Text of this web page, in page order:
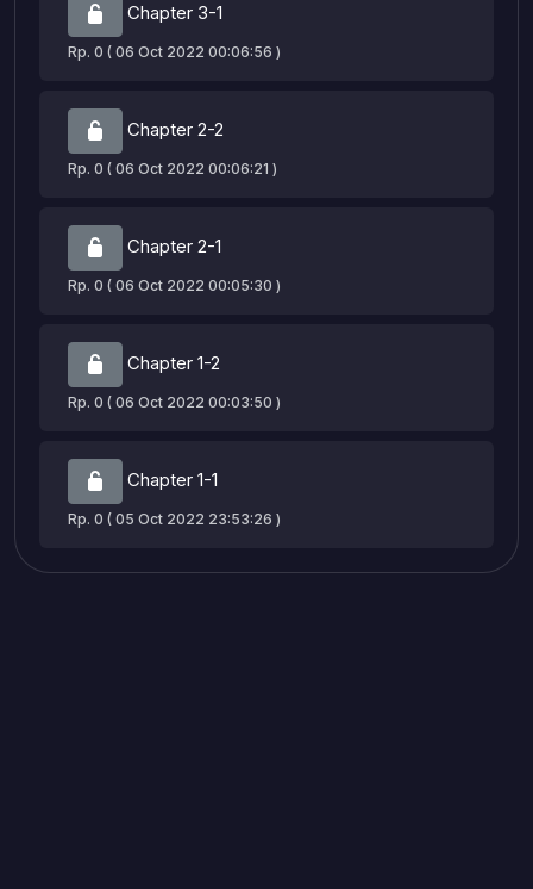
Chapter 3-1
Rp. 0 ( 06 Oct 2022 00:06:56 )
Chapter 2-2
Rp. 0 ( 06 Oct 2022 00:06:21 )
Chapter 2-1
Rp. 0 ( 06 Oct 2022 00:05:30 )
Chapter 1-2
Rp. 0 ( 06 Oct 2022 00:03:50 )
Chapter 1-1
Rp. 0 ( 05 Oct 2022 23:53:26 )